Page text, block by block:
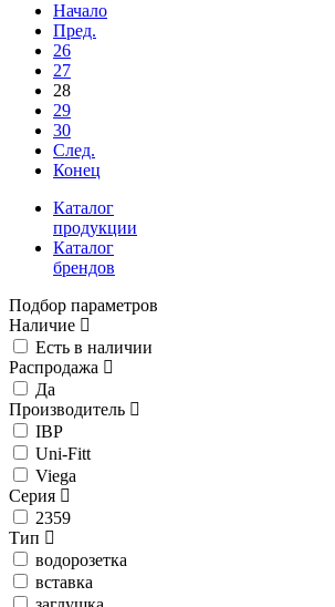
Начало
Пред.
26
27
28
29
30
След.
Конец
Каталог
продукции
Каталог
брендов
Подбор параметров
Наличие
Есть в наличии
Распродажа
Да
Производитель
IBP
Uni-Fitt
Viega
Серия
2359
Тип
водорозетка
вставка